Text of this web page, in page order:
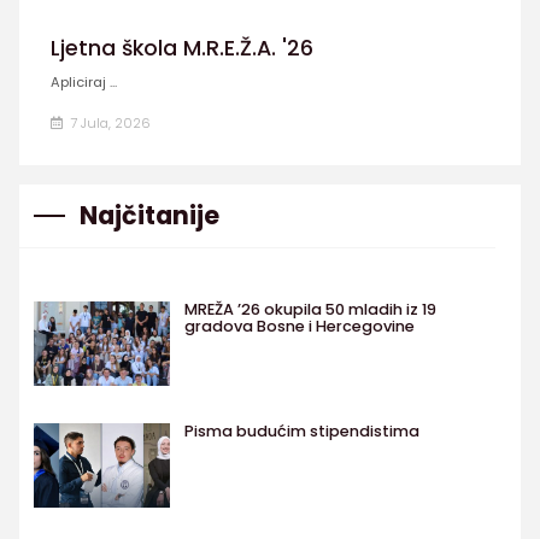
Ljetna škola M.R.E.Ž.A. '26
Apliciraj ...
7 Jula, 2026
Najčitanije
MREŽA ’26 okupila 50 mladih iz 19
gradova Bosne i Hercegovine
Pisma budućim stipendistima